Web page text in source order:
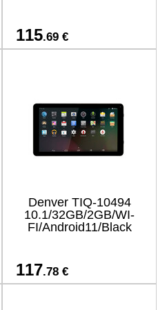
115.69 €
Denver TIQ-10494
10.1/32GB/2GB/WI-
FI/Android11/Black
117.78 €